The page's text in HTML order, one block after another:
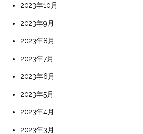
2023年10月
2023年9月
2023年8月
2023年7月
2023年6月
2023年5月
2023年4月
2023年3月